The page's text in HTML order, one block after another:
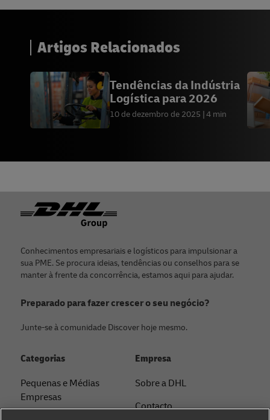
Artigos Relacionados
Tendências da Indústria
Logística para 2026
10 de dezembro de 2025 4 min
Rodapé
Conhecimentos empresariais e logísticos para impulsionar a
sua PME. Se procura ideias, tendências ou conselhos para se
manter à frente da concorrência, estamos aqui para ajudar.
Preparado para fazer crescer o seu negócio?
Junte-se à comunidade Discover hoje mesmo.
Categorias
Pequenas e Médias
Empresas
Empresa
Sobre a DHL
Contacto